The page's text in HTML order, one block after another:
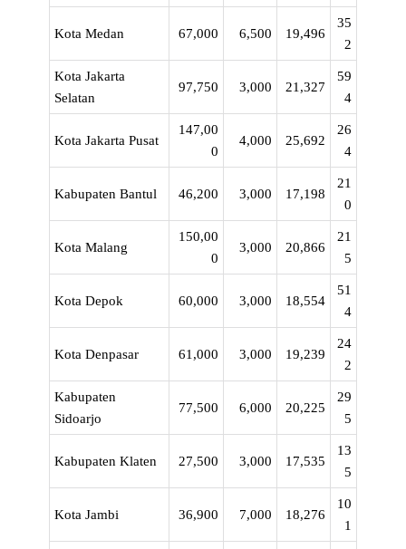
Kota Medan 67,000 6,500 19,496
35
2
Kota Jakarta
Selatan
97,750 3,000 21,327
59
4
Kota Jakarta Pusat
147,00
0
4,000 25,692
26
4
Kabupaten Bantul 46,200 3,000 17,198
21
0
Kota Malang
150,00
0
3,000 20,866
21
5
Kota Depok 60,000 3,000 18,554
51
4
Kota Denpasar 61,000 3,000 19,239
24
2
Kabupaten
Sidoarjo
77,500 6,000 20,225
29
5
Kabupaten Klaten 27,500 3,000 17,535
13
5
Kota Jambi 36,900 7,000 18,276
10
1